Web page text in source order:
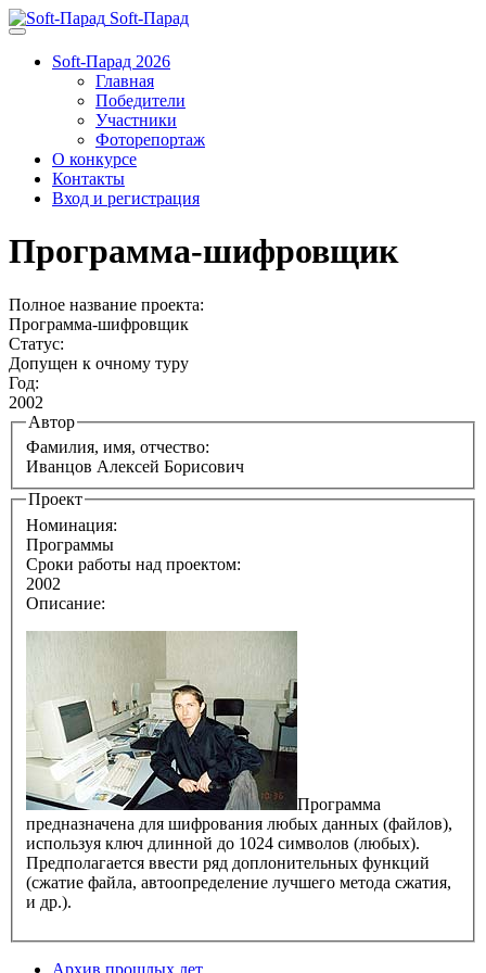
Soft-Парад
Soft-Парад 2026
Главная
Победители
Участники
Фоторепортаж
О конкурсе
Контакты
Вход и регистрация
Программа-шифровщик
Полное название проекта:
Программа-шифровщик
Статус:
Допущен к очному туру
Год:
2002
Автор
Фамилия, имя, отчество:
Иванцов Алексей Борисович
Проект
Номинация:
Программы
Сроки работы над проектом:
2002
Описание:
Программа
предназначена для шифрования любых данных (файлов),
используя ключ длинной до 1024 символов (любых).
Предполагается ввести ряд доплонительных функций
(сжатие файла, автоопределение лучшего метода сжатия,
и др.).
Архив прошлых лет